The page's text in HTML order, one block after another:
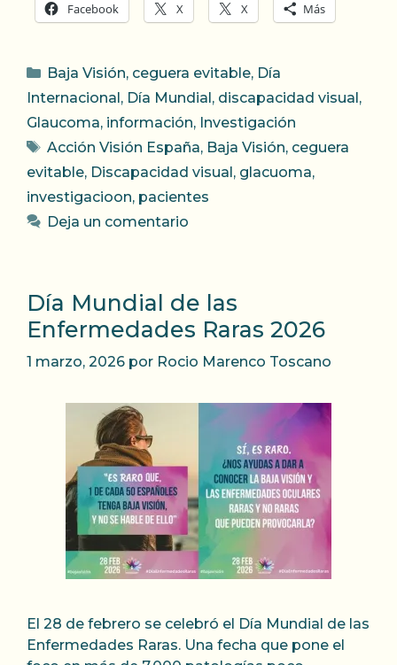
Facebook X X Más
Categorías
Baja Visión, ceguera evitable, Día
Internacional , Día Mundial , discapacidad visual ,
Glaucoma, información, Investigación
Etiquetas
Acción Visión España, Baja Visión, ceguera
evitable, Discapacidad visual , glacuoma,
investigacioon, pacientes
Deja un comentario
Día Mundial de las
Enfermedades Raras 2026
1 marzo, 2026 por Rocio Marenco Toscano
El 28 de febrero se celebró el Día Mundial de las
Enfermedades Raras. Una fecha que pone el